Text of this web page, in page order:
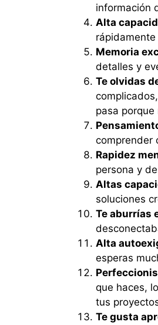
información
Alta
Memoria
detalles y
Te olvidas
pasa
comprender
Rapidez
persona y
Altas
soluciones
Te aburrías
Alta
esperas
que haces,
tus
Te gusta